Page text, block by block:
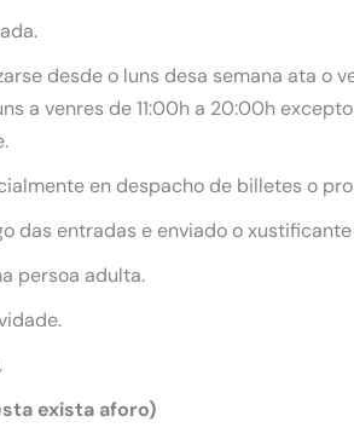
desde o luns desa semana ata o
a venres de 11:00h a 20:00h
en despacho de billetes o
das entradas e enviado o
persoa adulta.
exista aforo)